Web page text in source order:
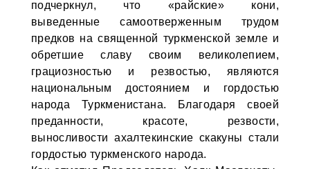
подчеркнул, что «райские» кони,
выведенные самоотверженным трудом
предков на священной туркменской земле и
обретшие славу своим великолепием,
грациозностью и резвостью, являются
национальным достоянием и гордостью
народа Туркменистана. Благодаря своей
преданности, красоте, резвости,
выносливости ахалтекинские скакуны стали
гордостью туркменского народа.